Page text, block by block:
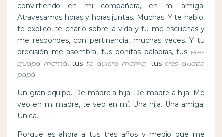
convirtiendo en mi compañera, en mi amiga.
Atravesamos horas y horas juntas. Muchas. Y te hablo,
te explico, te charlo sobre la vida y tu me escuchas y
me respondes, con pertinencia, muchas veces. Y tu
precisión me asombra, tus bonitas palabras, tuseres
guapa mamá, tus te quiero mamá, tuseres guapo
papá.
Un gran equipo. De madre a hija. De madre a hija. Me
veo en mi madre, te veo en mí. Una hija. Una amiga.
Única.
Porque es ahora a tus tres años y medio que me